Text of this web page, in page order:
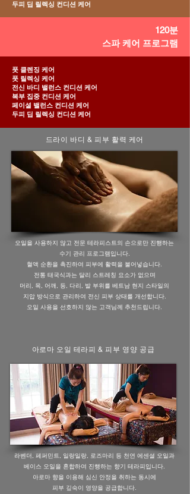
두피 딥 릴렉싱 컨디션 케어
120분
스파 케어 프로그램
풋 클렌징 케어
풋 릴렉싱 케어
전신 바디 밸런스 컨디션 케어
복부 집중 컨디션 케어
페이셜 밸런스 컨디션 케어
두피 딥 릴렉싱 컨디션 케어
드라이 바디 & 피부 활력 케어
오일을 사용하지 않고 전문 테라피스트의 손으로만 진행하는
수기 관리 프로그램입니다.
혈액 순환을 촉진하여 피부에 활력을 불어넣습니다.
전통 태국식과는 달리 스트레칭 요소가 없으며
머리, 목, 어깨, 등, 다리, 발 부위를 베트남 현지 스타일의
지압 방식으로 관리하여 전신 피부 상태를 개선합니다.
오일 사용을 선호하지 않는 고객님께 추천드립니다.
아로마 오일 테라피 & 피부 영양 공급
라벤더, 페퍼민트, 일랑일랑, 로즈마리 등 천연 에센셜 오일과
베이스 오일을 혼합하여 진행하는 향기 테라피입니다.
아로마 향을 이용해 심신 안정을 취하는 동시에
피부 깊숙이 영양을 공급합니다.